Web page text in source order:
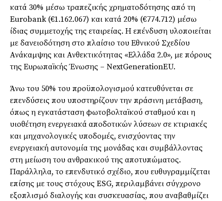
κατά 30% μέσω τραπεζικής χρηματοδότησης από τη
Eurobank (€1.162.067) και κατά 20% (€774.712) μέσω
ίδιας συμμετοχής της εταιρείας. Η επένδυση υλοποιείται
με δανειοδότηση στο πλαίσιο του Εθνικού Σχεδίου
Ανάκαμψης και Ανθεκτικότητας «Ελλάδα 2.0», με πόρους
της Ευρωπαϊκής Ένωσης – NextGenerationEU.
Άνω του 50% του προϋπολογισμού κατευθύνεται σε
επενδύσεις που υποστηρίζουν την πράσινη μετάβαση,
όπως η εγκατάσταση φωτοβολταϊκού σταθμού και η
υιοθέτηση ενεργειακά αποδοτικών λύσεων σε κτιριακές
και μηχανολογικές υποδομές, ενισχύοντας την
ενεργειακή αυτονομία της μονάδας και συμβάλλοντας
στη μείωση του ανθρακικού της αποτυπώματος.
Παράλληλα, το επενδυτικό σχέδιο, που ευθυγραμμίζεται
επίσης με τους στόχους ESG, περιλαμβάνει σύγχρονο
εξοπλισμό διαλογής και συσκευασίας, που αναβαθμίζει